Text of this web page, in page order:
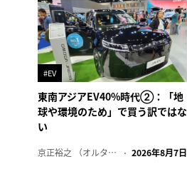
#EV
東南アジアEV40%時代②：「地
球や環境のため」で買う訳ではな
い
京正裕之 （オルタナ副編集長） 2026年8月7日